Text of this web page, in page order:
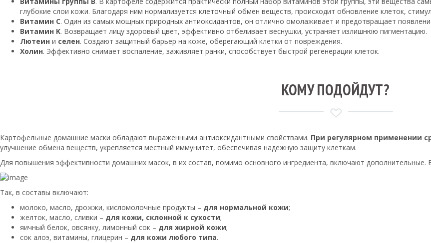
глубокие слои кожи. Благодаря ним нормализуется клеточный обмен веществ, происходит обновление клеток,
Витамин C. Один из самых мощных природных антиоксидантов, он отлично омолаживает и предотвращает
Витамин K. Возвращает лицу здоровый цвет, эффективно отбеливает веснушки, устраняет излишнюю пигментацию.
Лютеин и селен. Создают защитный барьер на коже, оберегающий клетки от повреждения.
Холин. Эффективно снимает воспаление, заживляет ранки, способствует быстрой регенерации клеток.
КОМУ ПОДОЙДУТ?
Картофельные домашние маски обладают выраженными антиоксидантными свойствами. При регулярном применении
улучшение обмена веществ, укрепляется местный иммунитет, обеспечивая надежную защиту клеткам.
Для повышения эффективности домашних масок, в их состав, помимо основного ингредиента, включают
Так, в составы включают:
молоко, масло, дрожжи, кисломолочные продукты – для нормальной кожи;
желток, масло, сливки – для кожи, склонной к сухости;
яичный белок, овсянку, лимонный сок – для жирной кожи;
сок алоэ, витамины, глицерин – для кожи любого типа.